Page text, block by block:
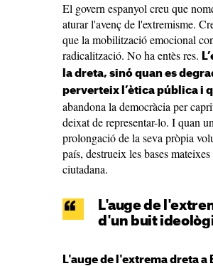
El govern espanyol creu que
aturar l'avenç de l'extremisme.
que la mobilització emocional
radicalització. No ha entès res.
la dreta, sinó quan es
perverteix l’ètica pública i
abandona la democràcia per
deixat de representar-lo. I quan
prolongació de la seva pròpia
país, destrueix les bases
ciutadana.
L'auge de
d'un buit
L'auge de l'extrema dreta